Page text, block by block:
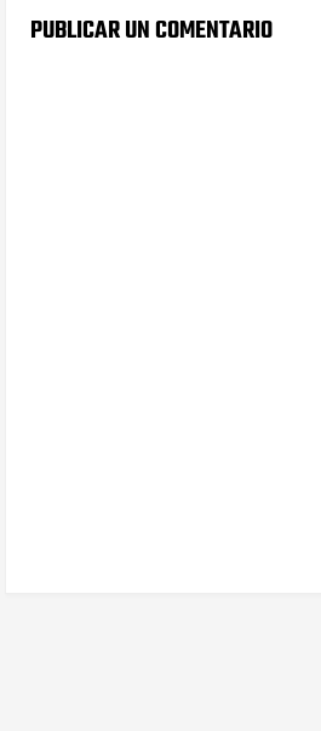
PUBLICAR UN COMENTARIO